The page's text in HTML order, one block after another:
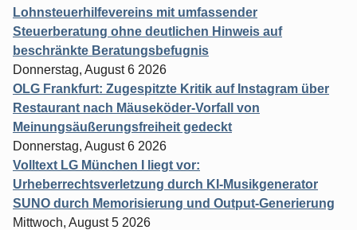
Lohnsteuerhilfevereins mit umfassender
Steuerberatung ohne deutlichen Hinweis auf
beschränkte Beratungsbefugnis
Donnerstag, August 6 2026
OLG Frankfurt: Zugespitzte Kritik auf Instagram über
Restaurant nach Mäuseköder-Vorfall von
Meinungsäußerungsfreiheit gedeckt
Donnerstag, August 6 2026
Volltext LG München I liegt vor:
Urheberrechtsverletzung durch KI-Musikgenerator
SUNO durch Memorisierung und Output-Generierung
Mittwoch, August 5 2026